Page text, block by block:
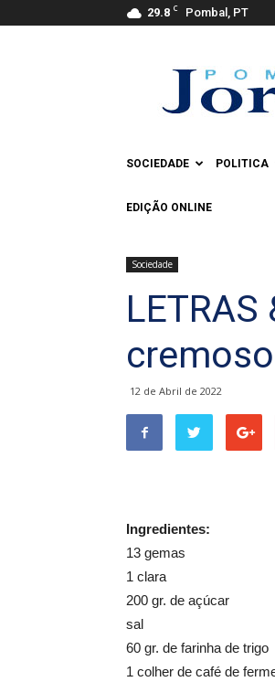
29.8 C Pombal, PT
Jornal
SOCIEDADE POLITICA
EDIÇÃO ONLINE
Sociedade
LETRAS
12 de Abril de 2022
Ingredientes:
13 gemas
1 clara
200 gr. de açúcar
sal
60 gr. de farinha de trigo
1 colher de café de